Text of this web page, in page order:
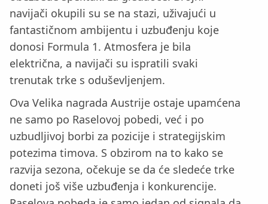
navijači okupili su se na stazi, uživajući u
fantastičnom ambijentu i uzbuđenju koje
donosi Formula 1. Atmosfera je bila
električna, a navijači su ispratili svaki
trenutak trke s oduševljenjem.
Ova Velika nagrada Austrije ostaje upamćena
ne samo po Raselovoj pobedi, već i po
uzbudljivoj borbi za pozicije i strategijskim
potezima timova. S obzirom na to kako se
razvija sezona, očekuje se da će sledeće trke
doneti još više uzbuđenja i konkurencije.